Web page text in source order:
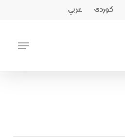
کوردی عربي
Menu